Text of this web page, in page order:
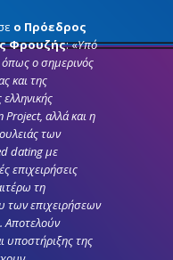
ο Πρόεδρος
Φρουζής: «Υπό
ο σημερινός
και της
αλλά και η
των
dating με
επιχειρήσεις
τη
των επιχειρήσεων
Αποτελούν
υποστήριξης της